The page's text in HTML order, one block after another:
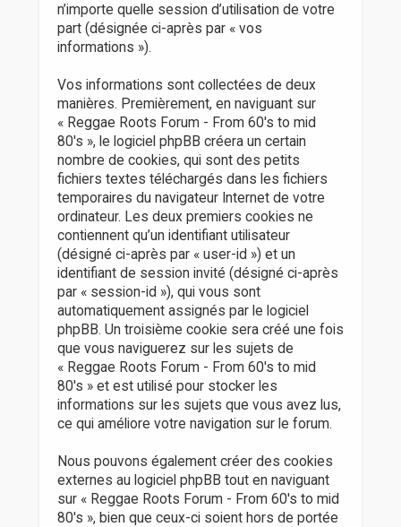
n’importe quelle session d’utilisation de votre
part (désignée ci-après par « vos
informations »).
Vos informations sont collectées de deux
manières. Premièrement, en naviguant sur
« Reggae Roots Forum - From 60's to mid
80's », le logiciel phpBB créera un certain
nombre de cookies, qui sont des petits
fichiers textes téléchargés dans les fichiers
temporaires du navigateur Internet de votre
ordinateur. Les deux premiers cookies ne
contiennent qu’un identifiant utilisateur
(désigné ci-après par « user-id ») et un
identifiant de session invité (désigné ci-après
par « session-id »), qui vous sont
automatiquement assignés par le logiciel
phpBB. Un troisième cookie sera créé une fois
que vous naviguerez sur les sujets de
« Reggae Roots Forum - From 60's to mid
80's » et est utilisé pour stocker les
informations sur les sujets que vous avez lus,
ce qui améliore votre navigation sur le forum.
Nous pouvons également créer des cookies
externes au logiciel phpBB tout en naviguant
sur « Reggae Roots Forum - From 60's to mid
80's », bien que ceux-ci soient hors de portée